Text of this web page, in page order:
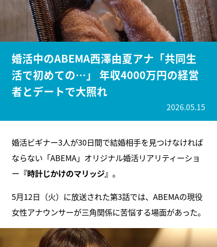
婚活中のABEMA西澤由夏アナ「共同生
活で初めての…」 年収4000万円の経営
者とデートで大照れ
2026.05.15
婚活ビギナー3人が30日間で結婚相手を見つけなければ
ならない「ABEMA」オリジナル婚活リアリティーショ
ー 『時計じかけのマリッジ』 。
5月12日（火）に放送された第3話では、ABEMAの現役
女性アナウンサーが三角関係に苦悩する場面があった。